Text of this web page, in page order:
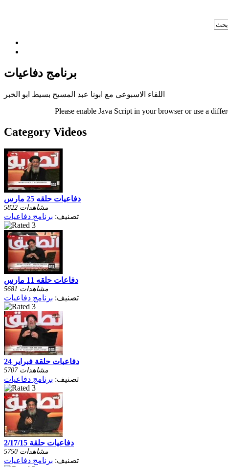
برنامج دفاعيات
اللقاء الاسبوعى مع ابونا عبد المسيح بسيط ابو الخبر
Please enable Java Script in your browser or use a
Category Videos
دفاعيات حلقه 25 مارس
5822 مشاهدات
تصنيف: برنامج دفاعيات
دفاعات حلقه 11 مارس
5681 مشاهدات
تصنيف: برنامج دفاعيات
دفاعيات حلقة فبراير 24
5707 مشاهدات
تصنيف: برنامج دفاعيات
دفاعيات حلقة 2/17/15
5750 مشاهدات
تصنيف: برنامج دفاعيات